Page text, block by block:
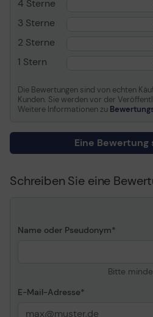
Allgemein
Produkttyp
Tiefe x Höhe)
cm
Gewicht
Informationen zur
4 Sterne
3 Sterne
2 Sterne
1 Stern
Die Bewertungen sind von echten
Kunden. Sie werden vor der
Weitere Informationen zu
Eine Bewertung
Schreiben Sie eine
Name oder Pseudonym
Bitte
E-Mail-Adresse